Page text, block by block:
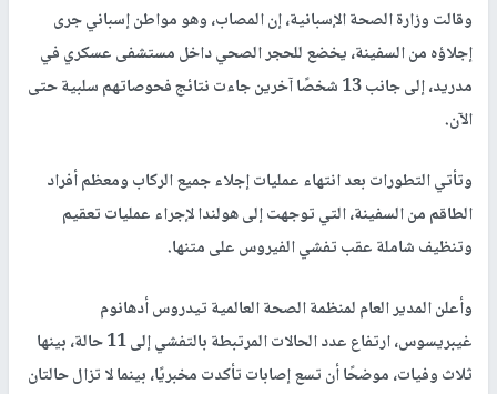
وقالت وزارة الصحة الإسبانية، إن المصاب، وهو مواطن إسباني جرى
إجلاؤه من السفينة، يخضع للحجر الصحي داخل مستشفى عسكري في
مدريد، إلى جانب 13 شخصًا آخرين جاءت نتائج فحوصاتهم سلبية حتى
الآن.
وتأتي التطورات بعد انتهاء عمليات إجلاء جميع الركاب ومعظم أفراد
الطاقم من السفينة، التي توجهت إلى هولندا لإجراء عمليات تعقيم
وتنظيف شاملة عقب تفشي الفيروس على متنها.
وأعلن المدير العام لمنظمة الصحة العالمية تيدروس أدهانوم
غيبريسوس، ارتفاع عدد الحالات المرتبطة بالتفشي إلى 11 حالة، بينها
ثلاث وفيات، موضحًا أن تسع إصابات تأكدت مخبريًا، بينما لا تزال حالتان